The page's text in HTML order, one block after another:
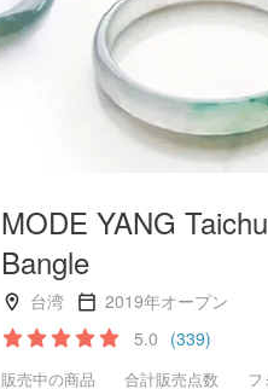
MODE YANG
Bangle
台湾
2019年オープン
5.0 (339)
販売中の商品 合計販売点数 フ